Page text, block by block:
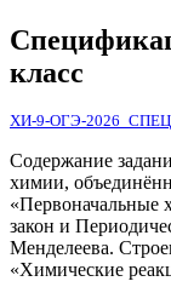
класс
ХИ-9-ОГЭ-2026_СПЕЦ
Содержание
химии,
«Первоначальные
закон и
Менделеева.
«Химические